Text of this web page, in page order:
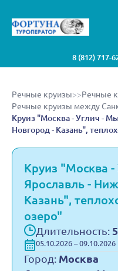
8 (812) 717-
Речные круизы>>Речные
Речные круизы между
Круиз "Москва - Углич -
Новгород - Казань",
Круиз "Москва
Ярославль -
Казань",
озеро"
Длительность:
05.10.2026 – 09.10.2026
Город: Москва